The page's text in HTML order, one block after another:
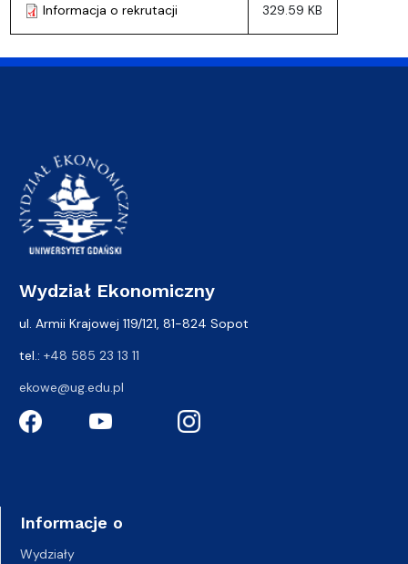
Informacja o rekrutacji 329.59 KB
Wydział Ekonomiczny
ul. Armii Krajowej 119/121, 81-824 Sopot
tel.: +48 585 23 13 11
ekowe@ug.edu.pl
Informacje o
Wydziały